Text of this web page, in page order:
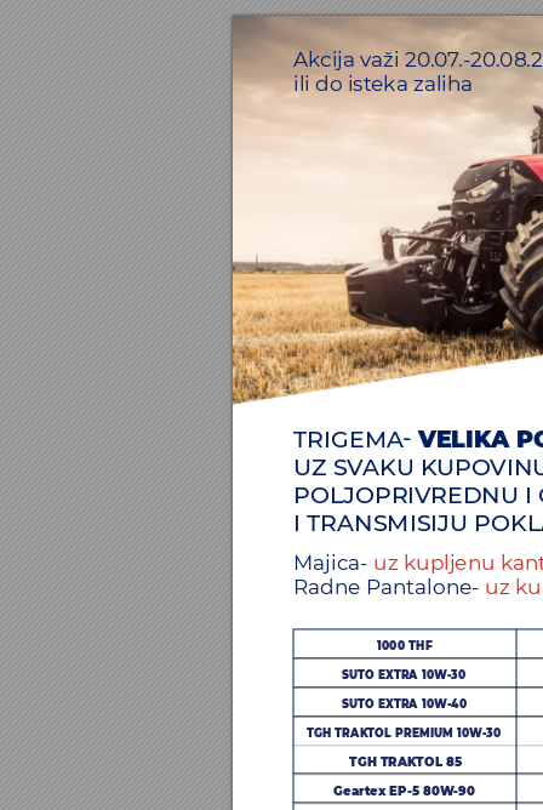
TRIGEMA- VELIKA
UZ SVAKU KUPO
POLJOPRIV REDNU I
I TRANSMISIJU
Majica- uz kupljenu k
Radne Pantalone- uz
Akcija važi 20.07.-20
ili do isteka zaliha
1000 THF
SUTO EXTRA 10W-30
SUTO EXTRA 10W-40
TGH TRAKTOL PREMIUM 10W-30
TGH TRAKTOL 85
Geartex EP-5 80W-90